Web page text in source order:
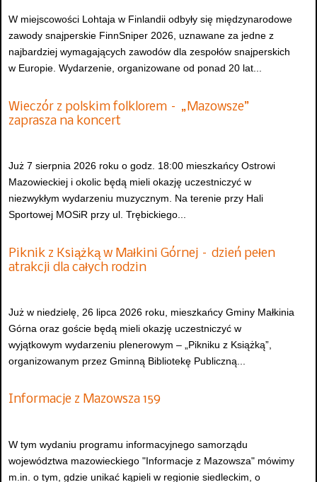
W miejscowości Lohtaja w Finlandii odbyły się międzynarodowe
zawody snajperskie FinnSniper 2026, uznawane za jedne z
najbardziej wymagających zawodów dla zespołów snajperskich
w Europie. Wydarzenie, organizowane od ponad 20 lat...
Wieczór z polskim folklorem – „Mazowsze”
zaprasza na koncert
Już 7 sierpnia 2026 roku o godz. 18:00 mieszkańcy Ostrowi
Mazowieckiej i okolic będą mieli okazję uczestniczyć w
niezwykłym wydarzeniu muzycznym. Na terenie przy Hali
Sportowej MOSiR przy ul. Trębickiego...
Piknik z Książką w Małkini Górnej – dzień pełen
atrakcji dla całych rodzin
Już w niedzielę, 26 lipca 2026 roku, mieszkańcy Gminy Małkinia
Górna oraz goście będą mieli okazję uczestniczyć w
wyjątkowym wydarzeniu plenerowym – „Pikniku z Książką”,
organizowanym przez Gminną Bibliotekę Publiczną...
Informacje z Mazowsza 159
W tym wydaniu programu informacyjnego samorządu
województwa mazowieckiego "Informacje z Mazowsza" mówimy
m.in. o tym, gdzie unikać kąpieli w regionie siedleckim, o